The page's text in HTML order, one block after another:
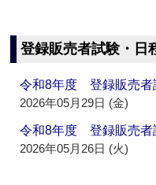
登録販売者試験・日
令和8年度 登録販売
2026年05月29日 (金)
令和8年度 登録販売
2026年05月26日 (火)